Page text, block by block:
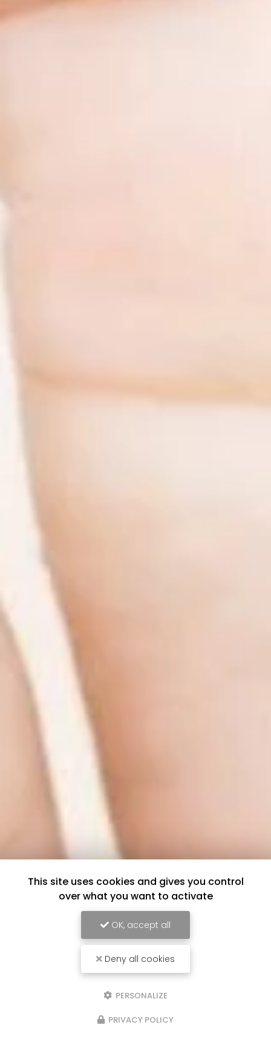
This site uses cookies and gives you control
over what you want to activate
OK, accept all
Deny all cookies
PERSONALIZE
PRIVACY POLICY